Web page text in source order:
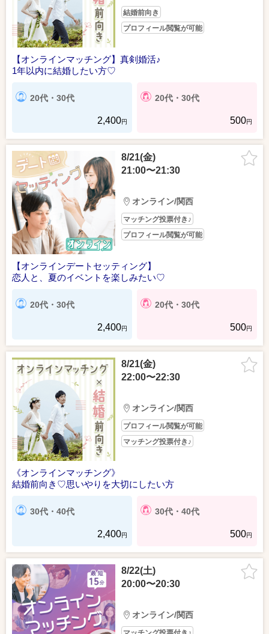
結婚前向き
プロフィール閲覧が可能
【オンラインマッチング】真剣婚活♪
1年以内に結婚したい方♡
20代・30代
2,400円
20代・30代
500円
8/21(金)
21:00〜21:30
オンライン/関西
マッチング投票付き♪
プロフィール閲覧が可能
【オンラインデートセッティング】
恋人と、夏のイベントを楽しみたい♡
20代・30代
2,400円
20代・30代
500円
8/21(金)
22:00〜22:30
オンライン/関西
プロフィール閲覧が可能
マッチング投票付き♪
《オンラインマッチング》
結婚前向き♡思いやりを大切にしたい方
30代・40代
2,400円
30代・40代
500円
8/22(土)
20:00〜20:30
オンライン/関西